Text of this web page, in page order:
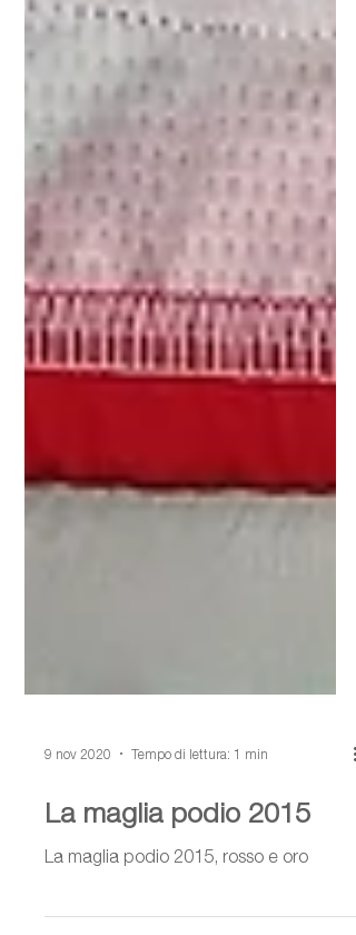
9 nov 2020 Tempo di lettura: 1 min
La maglia podio 2015, rosso e oro